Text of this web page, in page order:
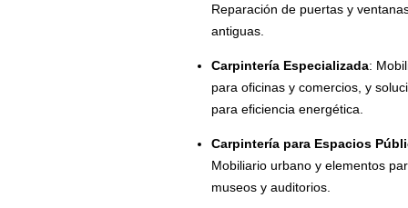
Reparación de puertas y
antiguas.
Carpintería Especializada:
para oficinas y comercios, y
para eficiencia energética.
Carpintería para Espacios
Mobiliario urbano y elementos
museos y auditorios.